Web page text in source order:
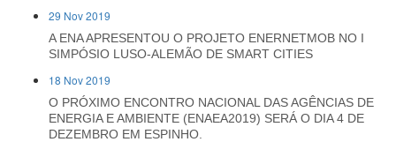
29 Nov 2019
A ENA APRESENTOU O PROJETO ENERNETMOB NO I
SIMPÓSIO LUSO-ALEMÃO DE SMART CITIES
18 Nov 2019
O PRÓXIMO ENCONTRO NACIONAL DAS AGÊNCIAS DE
ENERGIA E AMBIENTE (ENAEA2019) SERÁ O DIA 4 DE
DEZEMBRO EM ESPINHO.